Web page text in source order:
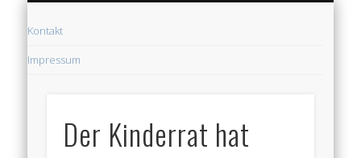
Kontakt
Impressum
Der Kinderrat hat